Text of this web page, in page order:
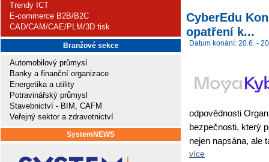
Trendy ICT
E-commerce B2B/B2C
CAD/CAM/CAE/PLM/3D tisk
Branžové sekce
Automobilový průmysl
Banky a finanční organizace
Energetika a utility
Potravinářský průmysl
Stavebnictví - BIM, CAFM
Veřejný sektor a zdravotnictví
SystemNEWS
CyberEdu
opatření k...
Datum konání: 20.6. -
odpovědnosti
bezpečnosti, který
nejen napsána, ale
více